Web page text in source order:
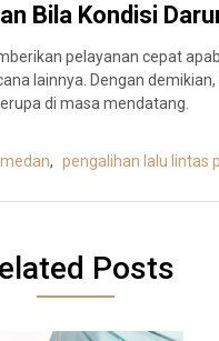
Bila Kondisi
pelayanan cepat
lainnya. Dengan
di masa mendatang.
, pengalihan lalu lintas
Posts